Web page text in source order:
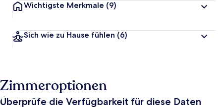
Wichtigste Merkmale (9)
Sich wie zu Hause fühlen (6)
Zimmeroptionen
Überprüfe die Verfügbarkeit für diese Daten